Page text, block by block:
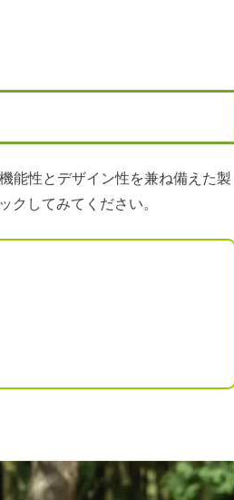
能性とデザイン性を兼ね備えた製
クしてみてください。